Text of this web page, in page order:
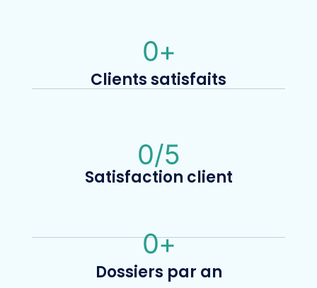
Clients satisfaits
0+
Satisfaction client
0/5
Dossiers par an
0+